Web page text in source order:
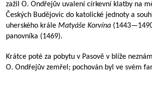
zažil O. Ondřejův uvalení církevní klatby na
Českých Budějovic do katolické jednoty a
uherského krále Matyáše Korvína (
panovníka (1469).
Krátce poté za pobytu v Pasově v blíže
O. Ondřejův zemřel; pochován byl ve svém